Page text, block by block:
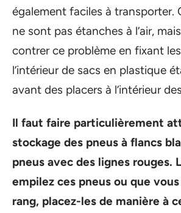
également faciles à transporter.
ne sont pas étanches à l’air,
contrer ce problème en fixant
l’intérieur de sacs en plastique
avant des placers à l’intérieur
Il faut faire particulièrement
stockage des pneus à flancs
pneus avec des lignes rouges.
empilez ces pneus ou que
rang, placez-les de manière à